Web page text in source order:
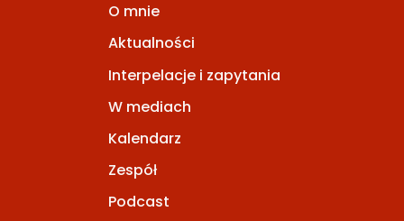
O mnie
Aktualności
Interpelacje i zapytania
W mediach
Kalendarz
Zespół
Podcast